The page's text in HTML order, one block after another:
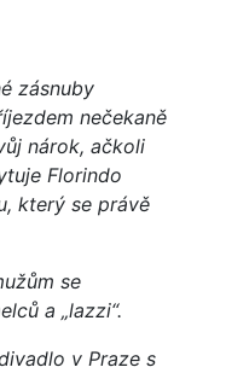
zásnuby
nečekaně
nárok, ačkoli
Florindo
který se právě
se
a „lazzi“.
v Praze s